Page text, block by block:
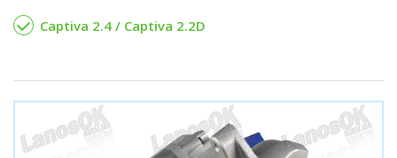
Captiva 2.4 / Captiva 2.2D